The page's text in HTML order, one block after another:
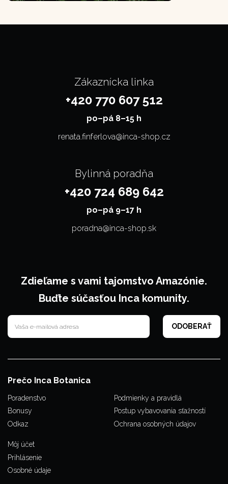
Zákaznícka linka
+420 770 607 512
po–⁠⁠⁠⁠⁠⁠pá 8–15 h
renata.finferlova@inca-shop.cz
Bylinná poradňa
+420 724 689 642
po–⁠⁠⁠⁠⁠⁠pá 9–17 h
poradna@inca-shop.sk
Zdieľame s vami tajomstvo Amazónie.
Buďte súčasťou Inca komunity.
Prečo Inca Botanica
Poradenstvo
Bonusy
Odkaz
Podmienky a pravidlá
Postup vybavovania sťažností
Ochrana osobných údajov
Môj účet
Prihlásenie
Osobné údaje